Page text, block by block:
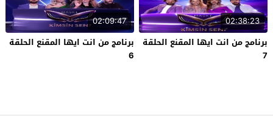
02:38:23
برنامج من انت ايها المقنع الحلقة
7
02:09:47
برنامج من انت ايها المقنع الحلقة
6